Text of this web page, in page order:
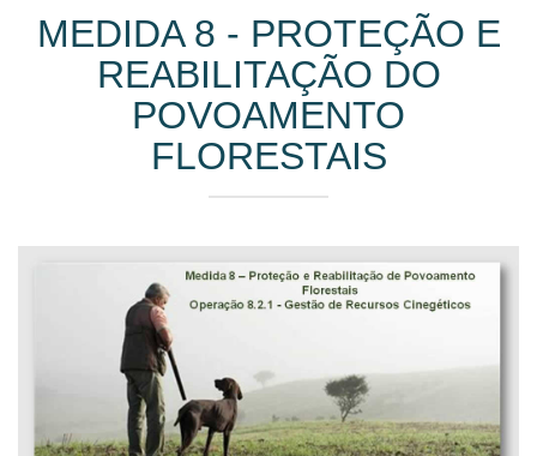
MEDIDA 8 - PROTEÇÃO E
REABILITAÇÃO DO
POVOAMENTO
FLORESTAIS